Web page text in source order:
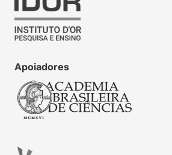
Apoiadores